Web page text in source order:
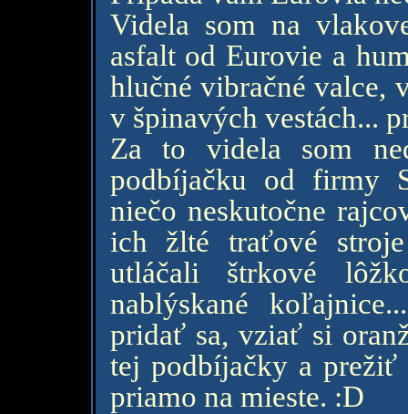
Videla som na
asfalt od Eurovie a
hlučné vibračné valce,
v špinavých vestách...
Za to videla som
podbíjačku od firmy
niečo neskutočne
ich žlté traťové
utláčali štrkové
nablýskané
pridať sa, vziať si
tej podbíjačky a
priamo na mieste. :D